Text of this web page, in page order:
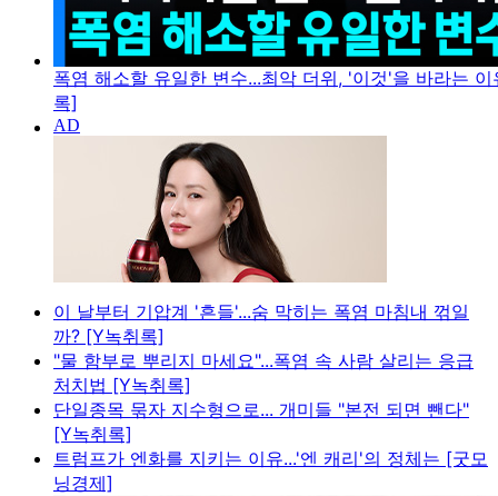
폭염 해소할 유일한 변수...최악 더위, '이것'을 바라는
록]
이 날부터 기압계 '흔들'...숨 막히는 폭염 마침내 꺾일
까? [Y녹취록]
"물 함부로 뿌리지 마세요"...폭염 속 사람 살리는 응급
처치법 [Y녹취록]
단일종목 묶자 지수형으로... 개미들 "본전 되면 뺀다"
[Y녹취록]
트럼프가 엔화를 지키는 이유...'엔 캐리'의 정체는 [굿모
닝경제]